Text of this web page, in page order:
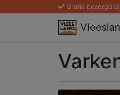
Gratis bezorgd